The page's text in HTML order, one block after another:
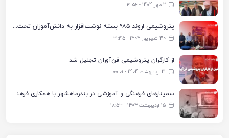
2 مهر 1404 - ۲۱:۵۶
پتروشیمی اروند ۹۸۵ بسته نوشت‌افزار به دانش‌آموزان تحت پوشش کمیته امداد بندرماهشهر اهدا کرد
30 شهریور 1404 - ۲۱:۴۵
از کارگران پتروشیمی فن‌آوران تجلیل شد
21 اردیبهشت 1404 - ۰۰:۰۱
سمینارهای فرهنگی و آموزشی در بندرماهشهر با همکاری فرهنگ‌سرای پتروشیمی مارون
15 اردیبهشت 1404 - ۱۸:۵۳